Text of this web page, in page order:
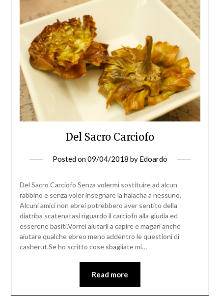
Del Sacro Carciofo
Posted on09/04/2018 by Edoardo
Del Sacro Carciofo Senza volermi sostituire ad alcun
rabbino e senza voler insegnare la halacha a nessuno.
Alcuni amici non ebrei potrebbero aver sentito della
diatriba scatenatasi riguardo il carciofo alla giudia ed
esserene basiti.Vorrei aiutarli a capire e magari anche
aiutare qualche ebreo meno addentro le questioni di
casherut.Se ho scritto cose sbagliate mi…
Read more